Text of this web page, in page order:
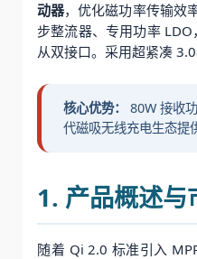
动器，优化磁功率传输效
步整流器、专用功率
从双接口。采用超紧凑
核心优势：
80W 接收
代磁吸无线充电生态提
1. 产品概述与
随着 Qi 2.0 标准引入